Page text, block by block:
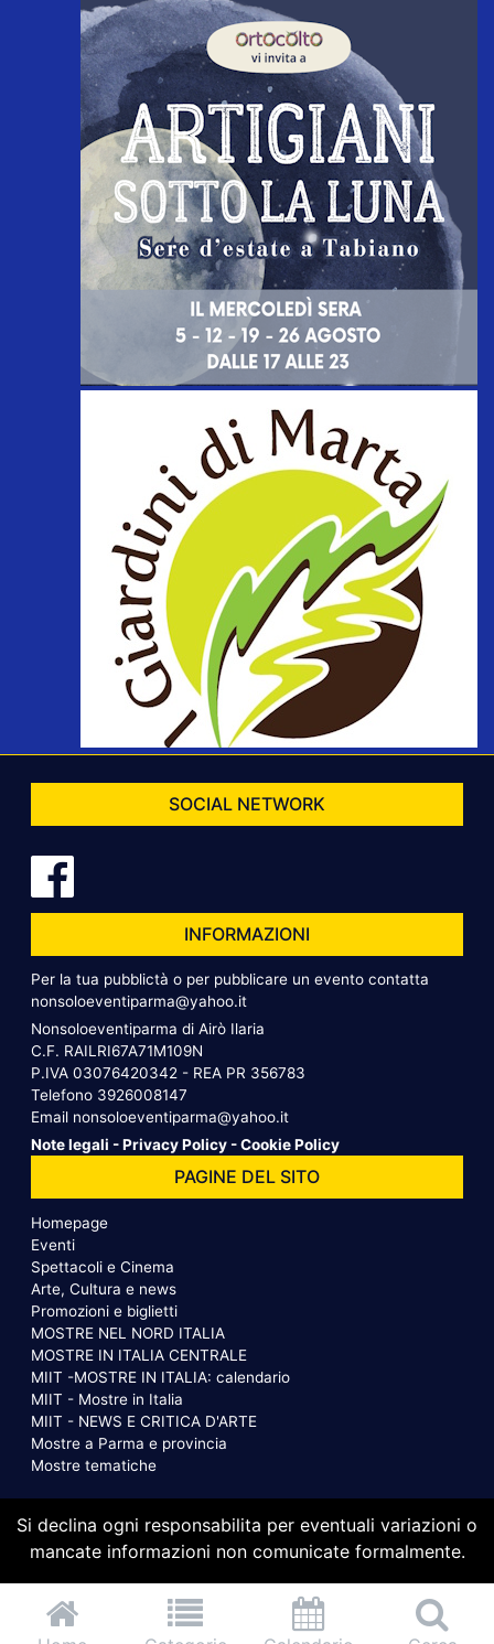
SOCIAL NETWORK
INFORMAZIONI
Per la tua pubblictà o per pubblicare un evento contatta
nonsoloeventiparma@yahoo.it
Nonsoloeventiparma di Airò Ilaria
C.F. RAILRI67A71M109N
P.IVA 03076420342 - REA PR 356783
Telefono 3926008147
Email nonsoloeventiparma@yahoo.it
Note legali -Privacy Policy -Cookie Policy
PAGINE DEL SITO
Homepage
Eventi
Spettacoli e Cinema
Arte, Cultura e news
Promozioni e biglietti
MOSTRE NEL NORD ITALIA
MOSTRE IN ITALIA CENTRALE
MIIT -MOSTRE IN ITALIA: calendario
MIIT - Mostre in Italia
MIIT - NEWS E CRITICA D'ARTE
Mostre a Parma e provincia
Mostre tematiche
Si declina ogni responsabilita per eventuali variazioni o
mancate informazioni non comunicate formalmente.